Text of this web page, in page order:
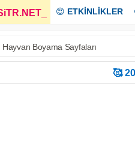
😍 ETKİNLİKLER
Hayvan Boyama Sayfaları
🥰